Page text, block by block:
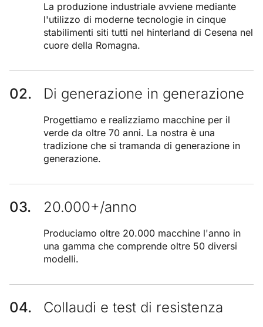
La produzione industriale avviene mediante
l'utilizzo di moderne tecnologie in cinque
stabilimenti siti tutti nel hinterland di Cesena nel
cuore della Romagna.
Di generazione in generazione
Progettiamo e realizziamo macchine per il
verde da oltre 70 anni. La nostra è una
tradizione che si tramanda di generazione in
generazione.
20.000+/anno
Produciamo oltre 20.000 macchine l'anno in
una gamma che comprende oltre 50 diversi
modelli.
Collaudi e test di resistenza